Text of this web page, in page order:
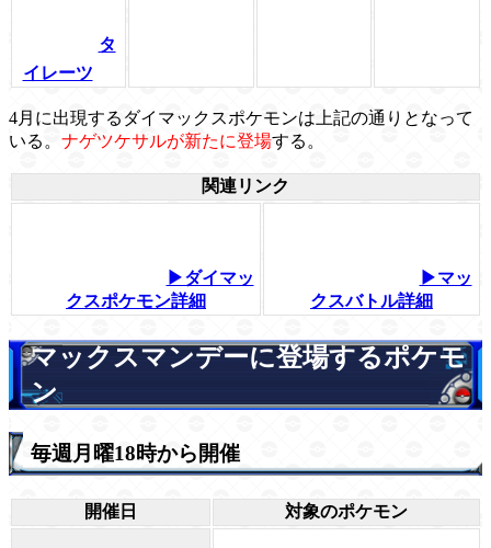
タ
イレーツ
4月に出現するダイマックスポケモンは上記の通りとなって
いる。 ナゲツケサルが新たに登場する。
関連リンク
▶ダイマッ
クスポケモン詳細
▶マッ
クスバトル詳細
マックスマンデーに登場するポケモ
ン
毎週月曜18時から開催
開催日 対象のポケモン